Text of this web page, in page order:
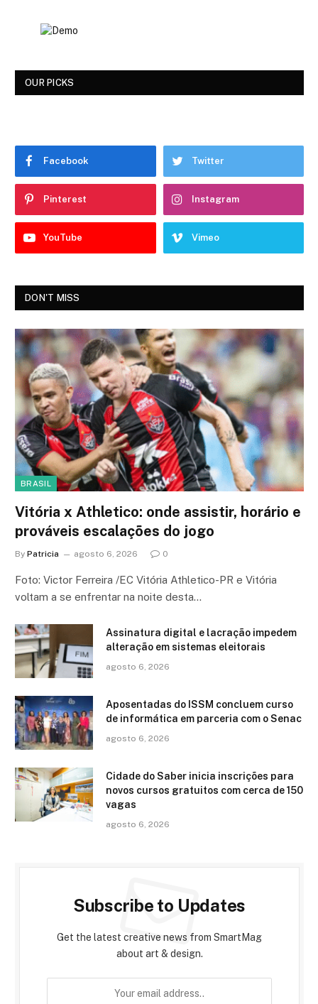
OUR PICKS
Facebook Twitter
Pinterest Instagram
YouTube Vimeo
DON'T MISS
BRASIL
Vitória x Athletico: onde assistir, horário e
prováveis escalações do jogo
By Patricia agosto 6, 2026 0
Foto: Victor Ferreira /EC Vitória Athletico-PR e Vitória
voltam a se enfrentar na noite desta…
Assinatura digital e lacração impedem
alteração em sistemas eleitorais
agosto 6, 2026
Aposentadas do ISSM concluem curso
de informática em parceria com o Senac
agosto 6, 2026
Cidade do Saber inicia inscrições para
novos cursos gratuitos com cerca de 150
vagas
agosto 6, 2026
Subscribe to Updates
Get the latest creative news from SmartMag
about art & design.